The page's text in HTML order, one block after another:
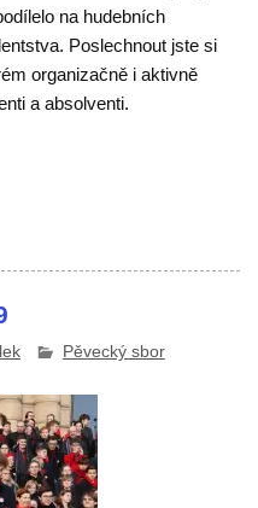
na hudebních
Poslechnout jste si
organizačně i aktivně
a absolventi.
Pěvecký sbor